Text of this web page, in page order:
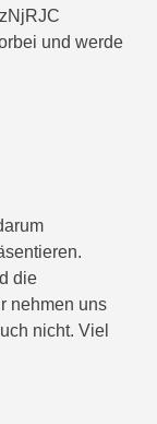
und werde
die
nehmen uns
nicht. Viel